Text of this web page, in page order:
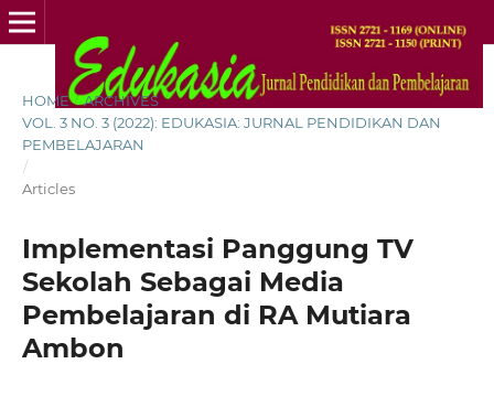
HOME / ARCHIVES /
VOL. 3 NO. 3 (2022): EDUKASIA: JURNAL PENDIDIKAN DAN
PEMBELAJARAN
/
Articles
Implementasi Panggung TV
Sekolah Sebagai Media
Pembelajaran di RA Mutiara
Ambon